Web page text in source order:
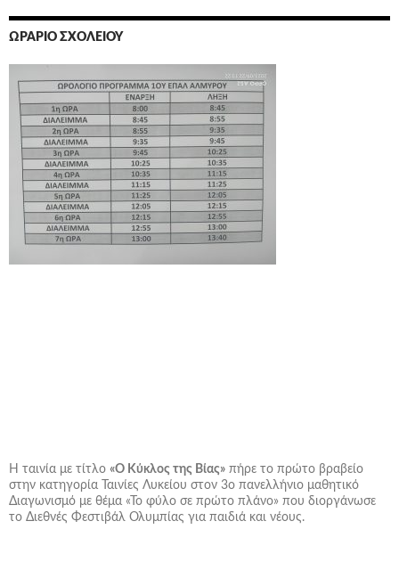
ΩΡΆΡΙΟ ΣΧΟΛΕΊΟΥ
Η ταινία με τίτλο «Ο Κύκλος της Βίας» πήρε το πρώτο βραβείο
στην κατηγορία Ταινίες Λυκείου στον 3ο πανελλήνιο μαθητικό
Διαγωνισμό με θέμα «Το φύλο σε πρώτο πλάνο» που διοργάνωσε
το Διεθνές Φεστιβάλ Ολυμπίας για παιδιά και νέους.